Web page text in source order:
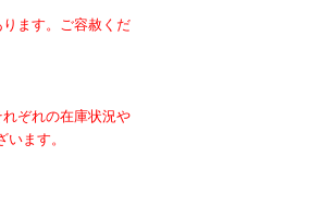
ます。ご容赦くだ
ぞれの在庫状況や
ます。